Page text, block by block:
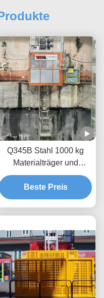
Q345B Stahl 1000 kg
Materialträger und
Pinienheber für Tunnel
Beste Preis